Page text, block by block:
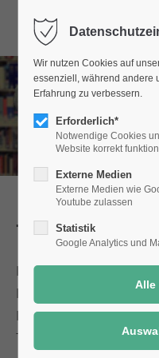
Für Kinder gibt es in
Betreuungsangebot in
Kindertagespflege
Tagesmutter) und der
Wir nutzen Cookies auf
essenziell, während andere
Erfahrung zu verbessern.
Erforderlich*
Notwendige Cookies
Website korrekt
Externe Medien
Externe Medien wie
Youtube zulassen
Statistik
Google Analytics und